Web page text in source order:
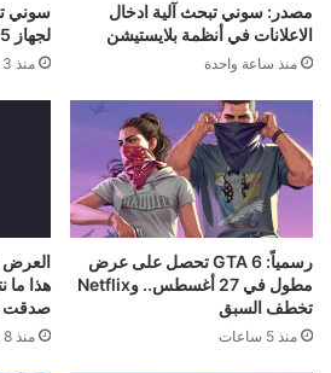
مصدر: سوني تبحث آلية ادخال
الاعلانات في أنظمة بلايستيشن
منذ ساعة واحدة
سوني
لجهاز PS5..إليكم ما يقدمه
منذ 3 ساعات
رسمياً: GTA 6 تحصل على عرض
مطول في 27 أغسطس.. وNetflix
تخطف السبق
منذ 5 ساعات
هذا ما
صدقت
منذ 8 ساعات